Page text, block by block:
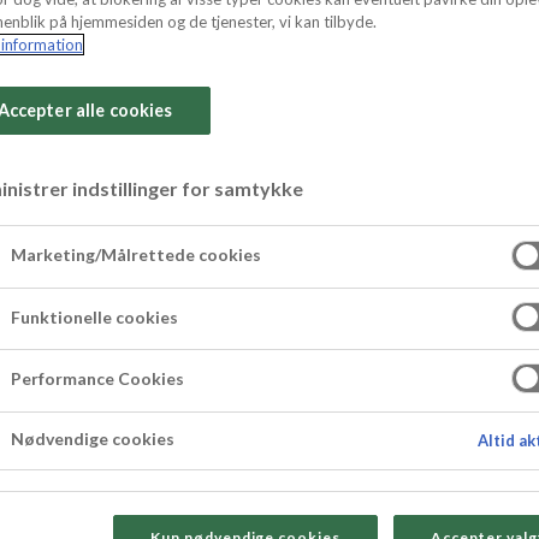
med skovbær
mørk chokolade og sprøde
Eller lav dem som her, hvor man kan
på hjemmesiden og de tjenester, vi kan tilbyde.
alle cookies
indstillinger for samtykke
Marketing/Målrettede cookies
Funktionelle cookies
Performance Cookies
Nødvendige cookies Altid